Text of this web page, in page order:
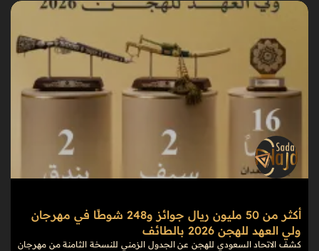
أكثر من 50 مليون ريال جوائز و248 شوطًا في مهرجان
ولي العهد للهجن 2026 بالطائف
كشف الاتحاد السعودي للهجن عن الجدول الزمني للنسخة الثامنة من مهرجان